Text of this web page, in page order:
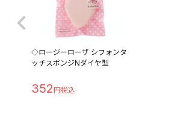
◇ロージーローザ シフォンタ
ッチスポンジNダイヤ型
352